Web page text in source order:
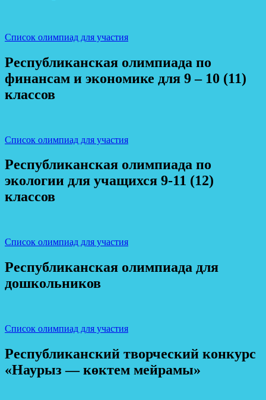
Список олимпиад для участия
Республиканская олимпиада по
финансам и экономике для 9 – 10 (11)
классов
Список олимпиад для участия
Республиканская олимпиада по
экологии для учащихся 9-11 (12)
классов
Список олимпиад для участия
Республиканская олимпиада для
дошкольников
Список олимпиад для участия
Республиканский творческий конкурс
«Наурыз — көктем мейрамы»